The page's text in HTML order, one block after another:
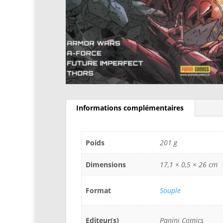
Informations complémentaires
Poids 201 g
Dimensions 17,1 × 0,5 × 26 cm
Format Souple
Editeur(s) Panini Comics